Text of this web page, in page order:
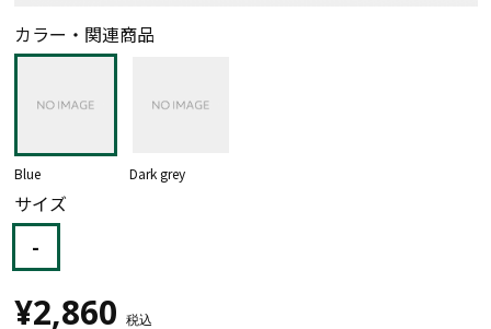
カラー・関連商品
Blue Dark grey
サイズ
-
¥2,860 税込